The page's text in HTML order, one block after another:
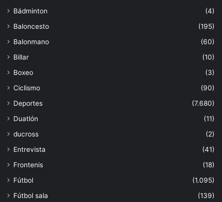
Bádminton
(4)
Baloncesto
(195)
Balonmano
(60)
Billar
(10)
Boxeo
(3)
Ciclismo
(90)
Deportes
(7.680)
Duatlón
(11)
ducross
(2)
Entrevista
(41)
Frontenis
(18)
Fútbol
(1.095)
Fútbol sala
(139)